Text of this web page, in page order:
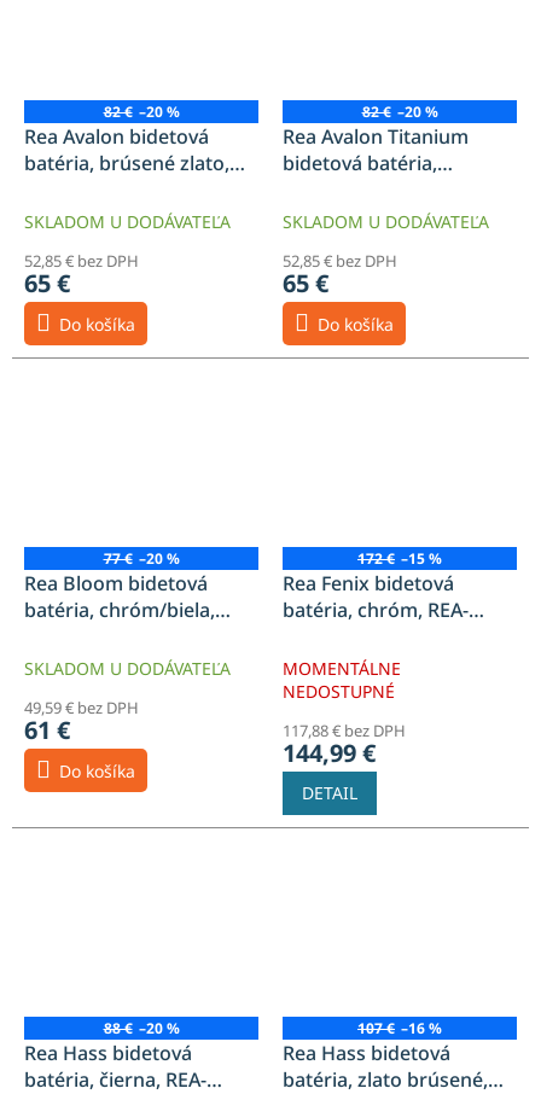
82 € –20 %
Rea Avalon bidetová
batéria, brúsené zlato,
SKLADOM U DODÁVATEĽA
52,85 € bez DPH
65 €
Do košíka
82 € –20 %
Rea Avalon Titanium
bidetová batéria,
SKLADOM U DODÁVATEĽA
52,85 € bez DPH
65 €
Do košíka
77 € –20 %
Rea Bloom bidetová
batéria, chróm/biela,
SKLADOM U DODÁVATEĽA
49,59 € bez DPH
61 €
Do košíka
172 € –15 %
Rea Fenix bidetová
batéria, chróm, REA-
MOMENTÁLNE
NEDOSTUPNÉ
117,88 € bez DPH
144,99 €
DETAIL
88 € –20 %
Rea Hass bidetová
batéria, čierna, REA-
107 € –16 %
Rea Hass bidetová
batéria, zlato brúsené,